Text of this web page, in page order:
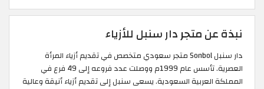
نبذة عن متجر دار سنبل للأزياء
دار سنبل Sonbol متجر سعودي متخصص في تقديم أزياء المرأة
العصرية. تأسس عام 1999م ووصلت عدد فروعه إلى 49 فرع في
المملكة العربية السعودية. يسعى سنبل إلى تقديم أزياء أنيقة وعالية